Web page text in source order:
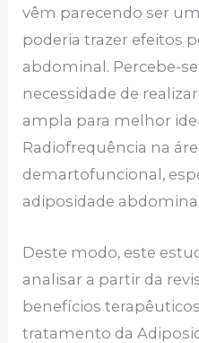
vêm parecendo ser
poderia trazer efeitos
abdominal. Percebe-
necessidade de
ampla para melhor
Radiofrequência na
demartofuncional,
adiposidade
Deste modo, este
analisar a partir da
benefícios
tratamento da